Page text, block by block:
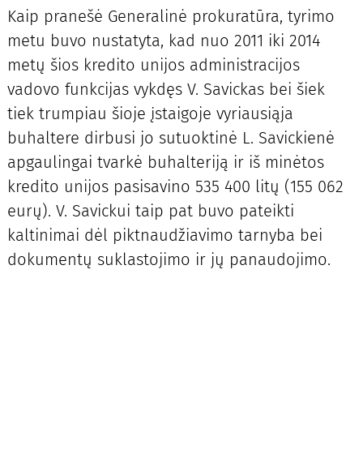
Kaip pranešė Generalinė prokuratūra, tyrimo
metu buvo nustatyta, kad nuo 2011 iki 2014
metų šios kredito unijos administracijos
vadovo funkcijas vykdęs V. Savickas bei šiek
tiek trumpiau šioje įstaigoje vyriausiąja
buhaltere dirbusi jo sutuoktinė L. Savickienė
apgaulingai tvarkė buhalteriją ir iš minėtos
kredito unijos pasisavino 535 400 litų (155 062
eurų). V. Savickui taip pat buvo pateikti
kaltinimai dėl piktnaudžiavimo tarnyba bei
dokumentų suklastojimo ir jų panaudojimo.